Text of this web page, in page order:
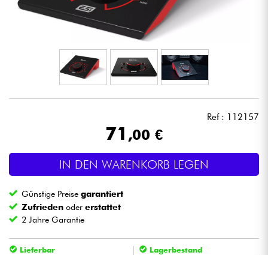
Kopfhörer
Licht
Blasinstrumente
Violinen & Quartett
Ref : 112157
71 ,00 €
IN DEN WARENKORB LEGEN
Günstige Preisegarantiert
Zufrieden odererstattet
2 Jahre Garantie
Lieferbar
Lagerbestand